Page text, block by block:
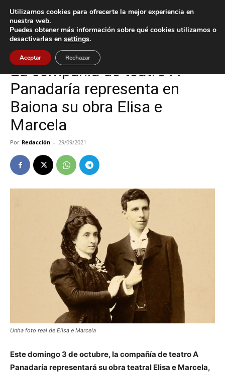
Inicio Baiona
Baiona Cultura / Ocio
La compañía de teatro A
Panadaría representa en
Baiona su obra Elisa e
Marcela
Por Redacción - 29/09/2021
Unha foto real de Elisa e Marcela
Este domingo 3 de octubre, la compañía de teatro A
Panadaría representará su obra teatral Elisa e Marcela,
Utilizamos cookies para ofrecerte la mejor experiencia en
nuestra web.
Puedes obtener más información sobre qué cookies utilizamos o
desactivarlas en settings.
Aceptar Rechazar